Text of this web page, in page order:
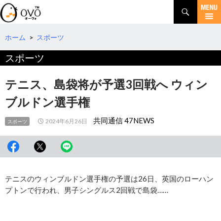
検
索
コ
テ
へ
ホーム > スポーツ
スポーツ
テニス、島袋将が予選3回戦へ ウィン
ブルドン選手権
スポーツ 2024年6月26日 共同通信 47NEWS
テニスのウィンブルドン選手権の予選は26日、英国のローハン
プトンで行われ、男子シングルス2回戦で島袋……